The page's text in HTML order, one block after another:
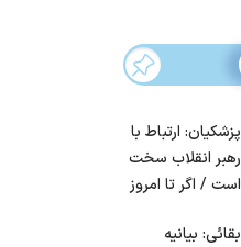
پزشکیان: ارتباط با
رهبر انقلاب سخت
است / اگر تا امروز
مردم ایران است
بقائی: بیانیه